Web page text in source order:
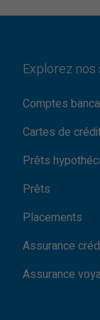
Explorez
Comptes
Cartes de
Prêts
Prêts
Placements
Assurance
Assurance